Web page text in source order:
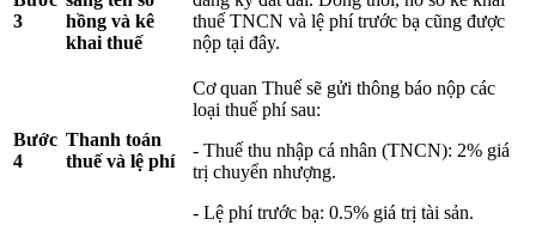
3
hồng và kê
khai thuế
thuế TNCN và lệ phí trước bạ cũng được
nộp tại đây.
Bước
4
Thanh toán
thuế và lệ phí
Cơ quan Thuế sẽ gửi thông báo nộp các
loại thuế phí sau:
- Thuế thu nhập cá nhân (TNCN): 2% giá
trị chuyển nhượng.
- Lệ phí trước bạ: 0.5% giá trị tài sản.